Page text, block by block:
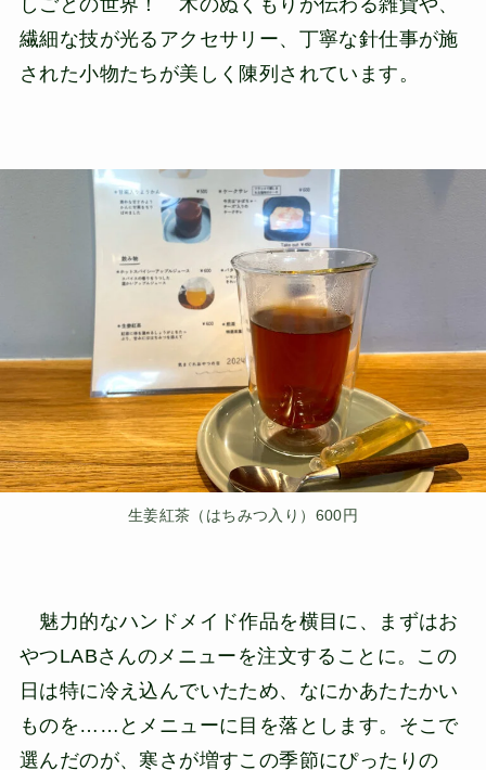
繊細な技が光るアクセサリー、丁寧な針仕事が施
された小物たちが美しく陳列されています。
生姜紅茶（はちみつ入り）600円
魅力的なハンドメイド作品を横目に、まずはお
やつLABさんのメニューを注文することに。この
日は特に冷え込んでいたため、なにかあたたかい
ものを……とメニューに目を落とします。そこで
選んだのが、寒さが増すこの季節にぴったりの